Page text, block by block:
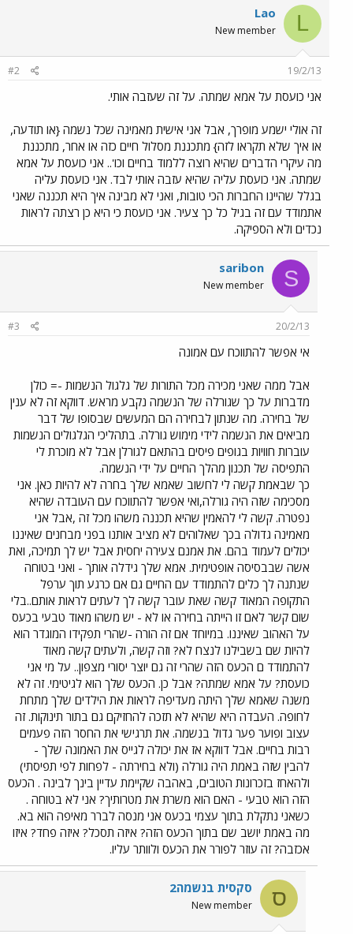
L
Lao
New member
19/2/13
#2
אני כועסת על אמא שמתה. על זה שעזבה אותי.
זה אולי ישמע מופרך, אבל אני אישית מאמינה שכל נשמה {או תודעה,
או איך שלא תקראו לזה} מתכננת מסלול חיים כזה או אחר, מתכננת
מה עיקרי הדברים שהיא רוצה ללמוד בחיים וכו'.. אני כועסת על אמא
שמתה. אני כועסת עליה שהיא עזבה אותי לבד. אני כועסת עליה
בגלל שהיינו החברות הכי טובות, ואני לא מבינה איך היא תכננה שאני
אתמודד עם זה בגיל כל כך צעיר. אני כועסת כי היא כן רצתה לראות
נכדים ולא הספיקה.
S
saribon
New member
20/2/13
#3
אי אפשר להתווכח עם אמונה
אבל ממה שאני מכירה מכל התורות של גלגול הנשמות -= כולן
מדברות על כך שגורלה של הנשמה נקבע מראש. דווקא זה לא ענין
של בחירה. מה שנתון לבחירה הם המעשים שבסופו של דבר
מביאים את הנשמה לידי מימוש גורלה. בתהליכי הגלגולים הנשמות
עוברות חוויות בגופים פיסים בהתאם לגורלן אבל לא מוכרת לי
התפיסה של תכנון מהלך החיים על ידי הנשמה.
כך שבאמת קשה לי לחשוב שאמא שלך בחרה לא להיות כאן. אני
מסכימה שזה היה גורלה,ואי אפשר להתווכח עם העובדה שהיא
נפטרה. קשה לי להאמין שהיא תכננה משהו מכל זה ,אבל אני
מאמינה גדולה בכך שאלוהים לא מציב אותנו בפני מבחנים שאיננו
יכולים לעמוד בהם. את אמנם צעירה יחסית אבל יש לך תמיכה, ואת
אשה שבבסיסה אופטימית. אמא שלך גידלה אותך - ואני בטוחה
שנתנה לך כלים להתמודד עם החיים גם אם כרגע תוך ערפל
התקופה המאוד קשה שאת עובר קשה לך לעתים לראות אותם..בלי
שום קשר לאם זו הייתה בחירה או לא - יש משהו מאוד טבעי בכעס
על האהוב שאיננו. במיוחד אם זה הורה -שהרי תפקידו המוגדר הוא
להיות שם בשבילנו לנצח לא? וזה קשה, ולעתים קשה מאוד
להתמודד ם הכעס הזה שהרי זה גם יוצר יסורי מצפון.. על מי אני
כועסת? על אמא שמתה? אבל כן. הכעס שלך הוא לגיטימי. זה לא
משנה שאמא שלך היתה מעדיפה לראות את הילדים שלך מתחת
לחופה. העבדה היא שהיא לא תזכה להחזיקם גם בתור תינוקות. זה
עצוב ופוער פער גדול בנשמה. את תרגישי את החסר הזה פעמים
רבות בחיים. אבל דווקא אז את יכולה לגייס את האמונה שלך -
להבין שזה באמת היה גורלה (ולא בחירתה - לפחות לפי תפיסתי)
ולהאחז בזכרונות הטובים, באהבה שקיימת עדיין בינך לבינה . הכעס
הזה הוא טבעי - האם הוא משרת את מטרותיך? אני לא בטוחה .
כשאני נתקלת בתוך עצמי בכעס אני מנסה לברר מאיפה הוא בא.
מה באמת יושב שם בתוך הכעס הזה? איזה תסכל? איזה פחד? איזו
אכזבה? זה עוזר לפורר את הכעס ולוותר עליו.
ס סקסית בנשמה2
New member